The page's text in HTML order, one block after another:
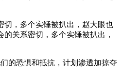
的恐惧和抵抗，计划渗透加掠夺